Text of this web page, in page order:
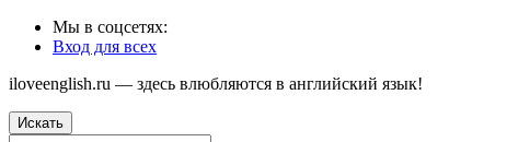
Мы в соцсетях:
Вход для всех
iloveenglish.ru — здесь влюбляются в английский язык!
Искать